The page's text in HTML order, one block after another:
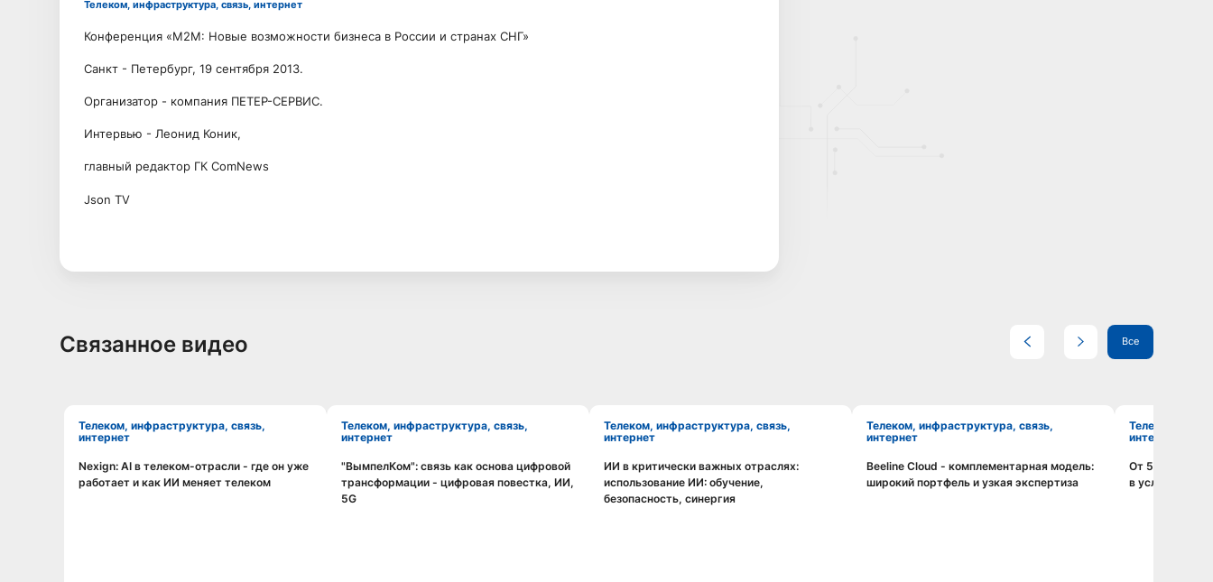
Телеком, инфраструктура, связь, интернет
Конференция «М2М: Новые возможности бизнеса в России и странах СНГ»
Санкт - Петербург, 19 сентября 2013.
Организатор - компания ПЕТЕР-СЕРВИС.
Интервью - Леонид Коник,
главный редактор ГК ComNews
Json TV
Связанное видео Все
Телеком, инфраструктура, связь,
интернет
Смотреть видео
Nexign: AI в телеком-отрасли - где он уже
работает и как ИИ меняет телеком
Телеком, инфраструктура, связь,
интернет
Смотреть видео
"ВымпелКом": связь как основа цифровой
трансформации - цифровая повестка, ИИ,
5G
Телеком, инфраструктура, связь,
интернет
Смотреть видео
ИИ в критически важных отраслях:
использование ИИ: обучение,
безопасность, синергия
Телеком, инфраструктура, связь,
интернет
Смотреть видео
Beeline Cloud - комплементарная модель:
широкий портфель и узкая экспертиза
Телеком, инфраструктура, связь,
интернет
От 5G к 6G:
в условиях